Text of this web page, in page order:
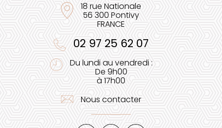
18 rue Nationale
56 300 Pontivy
FRANCE
02 97 25 62 07
Du lundi au vendredi :
De 9h00
à 17h00
Nous contacter